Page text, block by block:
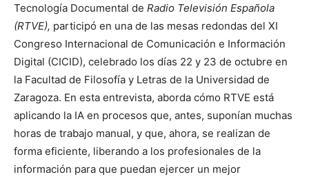
Tecnología Documental de Radio Televisión Española
(RTVE), participó en una de las mesas redondas del XI
Congreso Internacional de Comunicación e Información
Digital (CICID), celebrado los días 22 y 23 de octubre en
la Facultad de Filosofía y Letras de la Universidad de
Zaragoza. En esta entrevista, aborda cómo RTVE está
aplicando la IA en procesos que, antes, suponían muchas
horas de trabajo manual, y que, ahora, se realizan de
forma eficiente, liberando a los profesionales de la
información para que puedan ejercer un mejor